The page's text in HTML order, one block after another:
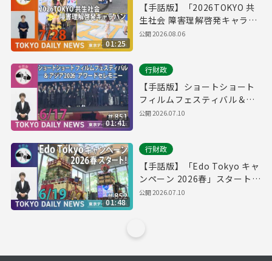
01:25
【手話版】「2026TOKYO 共
生社会 障害理解啓発キャラバ
ン」スタート！（令和8年7月
公開2026.08.06
01:41
行財政
【手話版】ショートショート
フィルムフェスティバル＆ア
ジア2026 アワードセレモニー
公開2026.07.10
01:48
行財政
【手話版】「Edo Tokyo キャ
ンペーン 2026春」スタート！
（令和8年6月17日 東京デイリ
公開2026.07.10